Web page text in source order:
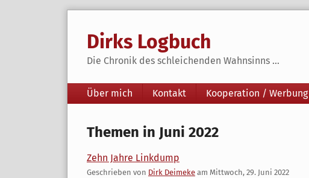
Dirks Logbuch
Die Chronik des schleichenden Wahnsinns ...
Navigation
Über mich Kontakt Kooperation / Werbung
Themen in Juni 2022
Zehn Jahre Linkdump
Geschrieben von Dirk Deimeke am Mittwoch, 29. Juni 2022